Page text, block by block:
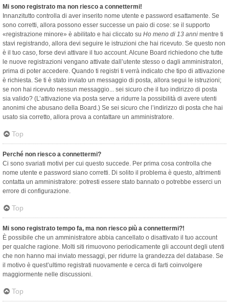
Mi sono registrato ma non riesco a connettermi!
Innanzitutto controlla di aver inserito nome utente e password esattamente. Se
sono corretti, allora possono esser successe un paio di cose: se il supporto
«registrazione minore» è abilitato e hai cliccato su Ho meno di 13 anni mentre ti
stavi registrando, allora devi seguire le istruzioni che hai ricevuto. Se questo non
è il tuo caso, forse devi attivare il tuo account. Alcune Board richiedono che tutte
le nuove registrazioni vengano attivate dall’utente stesso o dagli amministratori,
prima di poter accedere. Quando ti registri ti verrà indicato che tipo di attivazione
è richiesta. Se ti è stato inviato un messaggio di posta, allora segui le istruzioni;
se non hai ricevuto nessun messaggio... sei sicuro che il tuo indirizzo di posta
sia valido? (L’attivazione via posta serve a ridurre la possibilità di avere utenti
anonimi che abusano della Board.) Se sei sicuro che l’indirizzo di posta che hai
usato sia corretto, allora prova a contattare un amministratore.
Top
Perché non riesco a connettermi?
Ci sono svariati motivi per cui questo succede. Per prima cosa controlla che
nome utente e password siano corretti. Di solito il problema è questo, altrimenti
contatta un amministratore: potresti essere stato bannato o potrebbe esserci un
errore di configurazione.
Top
Mi sono registrato tempo fa, ma non riesco più a connettermi?!
È possibile che un amministratore abbia cancellato o disattivato il tuo account
per qualche ragione. Molti siti rimuovono periodicamente gli account degli utenti
che non hanno mai inviato messaggi, per ridurre la grandezza del database. Se
il motivo è quest’ultimo registrati nuovamente e cerca di farti coinvolgere
maggiormente nelle discussioni.
Top